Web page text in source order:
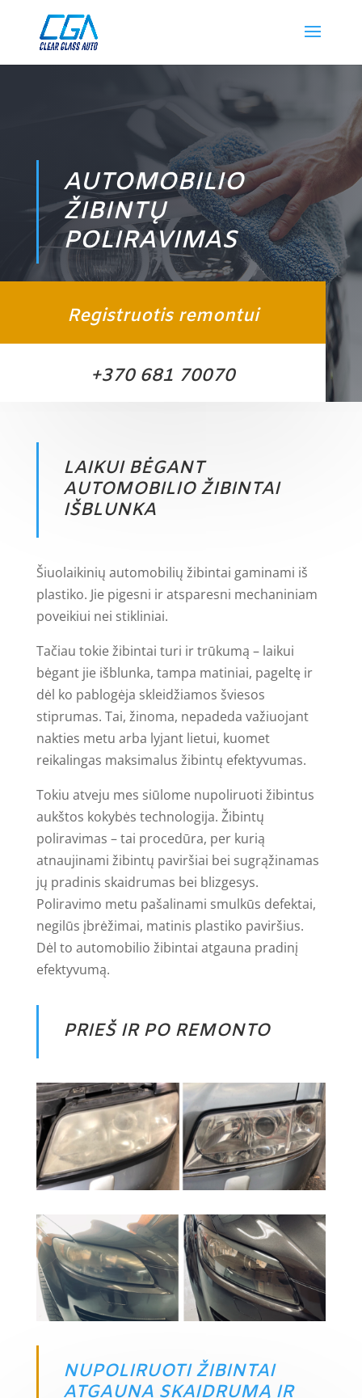
AUTOMOBILIO
ŽIBINTŲ
POLIRAVIMAS
Registruotis remontui
+370 681 70070
LAIKUI BĖGANT
AUTOMOBILIO ŽIBINTAI
IŠBLUNKA
Šiuolaikinių automobilių žibintai gaminami iš
plastiko. Jie pigesni ir atsparesni mechaniniam
poveikiui nei stikliniai.
Tačiau tokie žibintai turi ir trūkumą – laikui
bėgant jie išblunka, tampa matiniai, pageltę ir
dėl ko pablogėja skleidžiamos šviesos
stiprumas. Tai, žinoma, nepadeda važiuojant
nakties metu arba lyjant lietui, kuomet
reikalingas maksimalus žibintų efektyvumas.
Tokiu atveju mes siūlome nupoliruoti žibintus
aukštos kokybės technologija. Žibintų
poliravimas – tai procedūra, per kurią
atnaujinami žibintų paviršiai bei sugrąžinamas
jų pradinis skaidrumas bei blizgesys.
Poliravimo metu pašalinami smulkūs defektai,
negilūs įbrėžimai, matinis plastiko paviršius.
Dėl to automobilio žibintai atgauna pradinį
efektyvumą.
PRIEŠ IR PO REMONTO
NUPOLIRUOTI ŽIBINTAI
ATGAUNA SKAIDRUMĄ IR